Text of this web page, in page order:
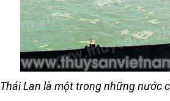
Thái Lan là một trong những nước